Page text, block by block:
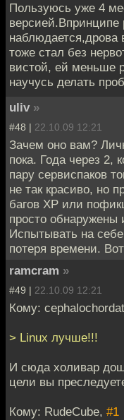
Пользуюсь уже 4
версией.Впринципе
наблюдается,дрова
тоже стал без
вистой, ей меньше
научусь делать
uliv »
#48 | 22.10.09 12:21
Зачем оно вам?
пока. Года через 2,
пару сервиспаков
не так красиво, но
багов ХР или
просто обнаружены
Испытывать на
потеря времени.
ramcram »
#49 | 22.10.09 12:21
Кому:
> Linux лучше!!!
И сюда холивар
цели вы
Кому: RudeCube, #1